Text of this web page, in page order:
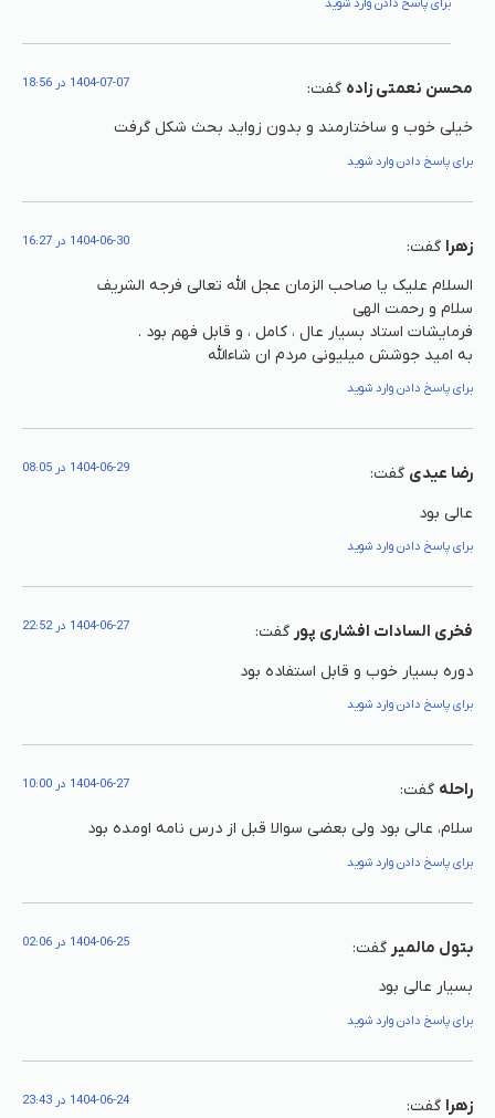
برای پاسخ دادن وارد شوید
محسن نعمتی زاده گفت: 1404-07-07 در 18:56
خیلی خوب و ساختارمند و بدون زواید بحث شکل گرفت
برای پاسخ دادن وارد شوید
زهرا گفت: 1404-06-30 در 16:27
السلام علیک یا صاحب الزمان عجل الله تعالی فرجه الشریف
سلام و رحمت الهی
فرمایشات استاد بسیار عال ، کامل ، و قابل فهم بود .
به امید جوشش میلیونی مردم ان شاءالله
برای پاسخ دادن وارد شوید
رضا عیدی گفت: 1404-06-29 در 08:05
عالی بود
برای پاسخ دادن وارد شوید
فخری السادات افشاری پور گفت: 1404-06-27 در 22:52
دوره بسیار خوب و قابل استفاده بود
برای پاسخ دادن وارد شوید
راحله گفت: 1404-06-27 در 10:00
سلام، عالی بود ولی بعضی سوالا قبل از درس نامه اومده بود
برای پاسخ دادن وارد شوید
بتول مالمیر گفت: 1404-06-25 در 02:06
بسیار عالی بود
برای پاسخ دادن وارد شوید
زهرا گفت: 1404-06-24 در 23:43